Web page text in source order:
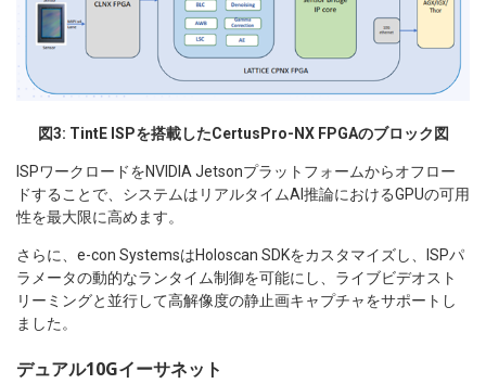
図3: TintE ISPを搭載したCertusPro-NX FPGAのブロック図
ISPワークロードをNVIDIA Jetsonプラットフォームからオフロー
ドすることで、システムはリアルタイムAI推論におけるGPUの可用
性を最大限に高めます。
さらに、e-con SystemsはHoloscan SDKをカスタマイズし、ISPパ
ラメータの動的なランタイム制御を可能にし、ライブビデオスト
リーミングと並行して高解像度の静止画キャプチャをサポートし
ました。
デュアル10Gイーサネット